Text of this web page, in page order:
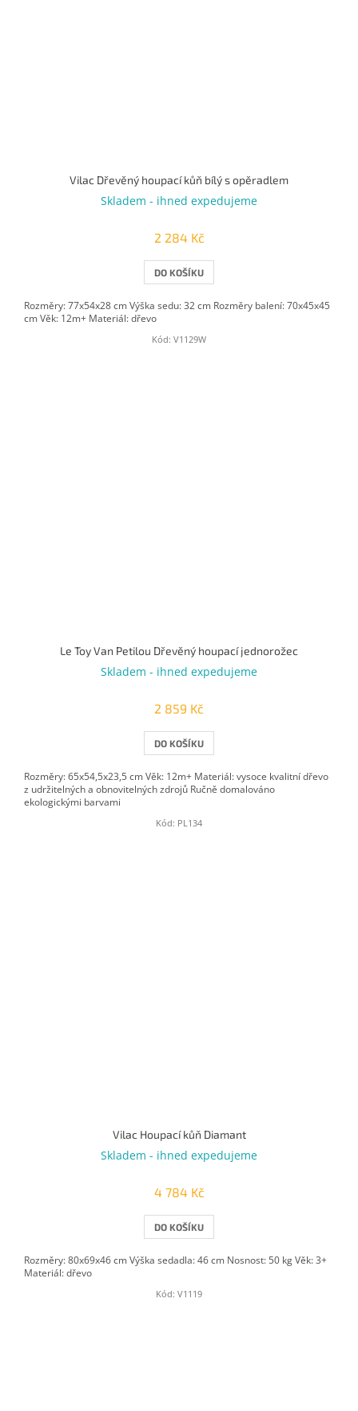
Vilac Dřevěný houpací kůň bílý s opěradlem
Skladem - ihned expedujeme
2 284 Kč
DO KOŠÍKU
Rozměry: 77x54x28 cm Výška sedu: 32 cm Rozměry balení: 70x45x45
cm Věk: 12m+ Materiál: dřevo
Kód: V1129W
Le Toy Van Petilou Dřevěný houpací jednorožec
Skladem - ihned expedujeme
2 859 Kč
DO KOŠÍKU
Rozměry: 65x54,5x23,5 cm Věk: 12m+ Materiál: vysoce kvalitní dřevo
z udržitelných a obnovitelných zdrojů Ručně domalováno
ekologickými barvami
Kód: PL134
Vilac Houpací kůň Diamant
Skladem - ihned expedujeme
4 784 Kč
DO KOŠÍKU
Rozměry: 80x69x46 cm Výška sedadla: 46 cm Nosnost: 50 kg Věk: 3+
Materiál: dřevo
Kód: V1119